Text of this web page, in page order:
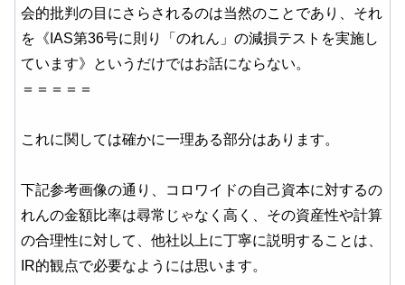
会的批判の目にさらされるのは当然のことであり、それ
を《IAS第36号に則り「のれん」の減損テストを実施し
ています》というだけではお話にならない。
＝＝＝＝＝
これに関しては確かに一理ある部分はあります。
下記参考画像の通り、コロワイドの自己資本に対するの
れんの金額比率は尋常じゃなく高く、その資産性や計算
の合理性に対して、他社以上に丁寧に説明することは、
IR的観点で必要なようには思います。